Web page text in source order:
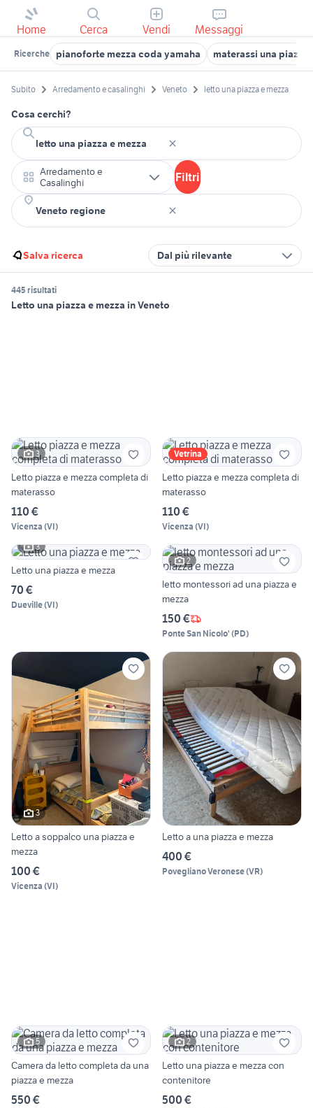
Home Cerca Vendi Messaggi
Ricerche pianoforte mezza coda yamaha materassi una piazza
Subito Arredamento e casalinghi Veneto letto una piazza e mezza
Cosa cerchi?
Arredamento e
Casalinghi
Filtri
Salva ricerca Dal più rilevante
445 risultati
Letto una piazza e mezza in Veneto
3
Letto piazza e mezza completa di
materasso
110 €
Vicenza (VI)
Vetrina
Letto piazza e mezza completa di
materasso
110 €
Vicenza (VI)
3
Letto una piazza e mezza
70 €
Dueville(VI)
2
letto montessori ad una piazza e
mezza
150 €
Ponte San Nicolo' (PD)
3
Letto a soppalco una piazza e
mezza
100 €
Vicenza (VI)
Letto a una piazza e mezza
400 €
Povegliano Veronese(VR)
5
Camera da letto completa da una
piazza e mezza
550 €
2
Letto una piazza e mezza con
contenitore
500 €